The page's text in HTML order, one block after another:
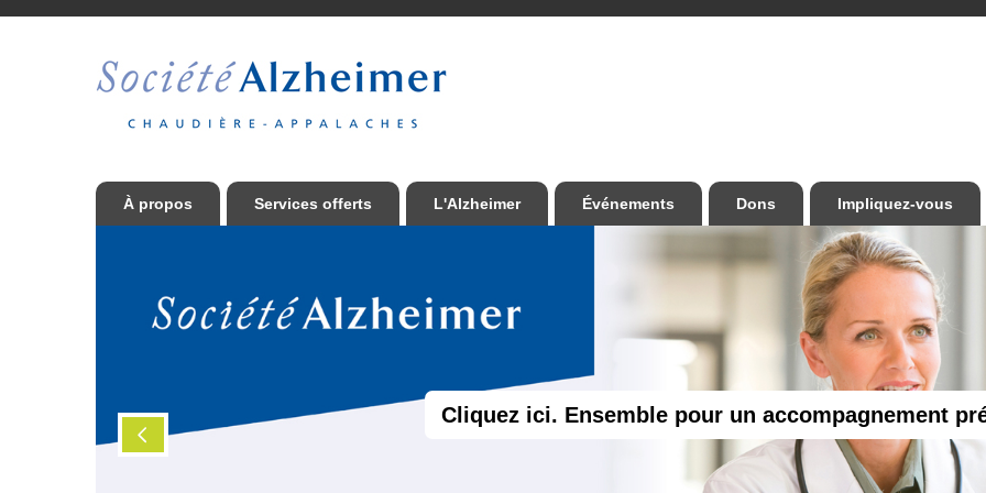
À propos Services offerts L'Alzheimer Événements Dons Impliquez-vous
Cliquez ici. Ensemble pour un accompagnement